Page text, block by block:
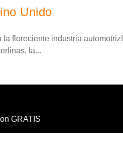
Unido
la floreciente industria automotriz!
la...
GRATIS